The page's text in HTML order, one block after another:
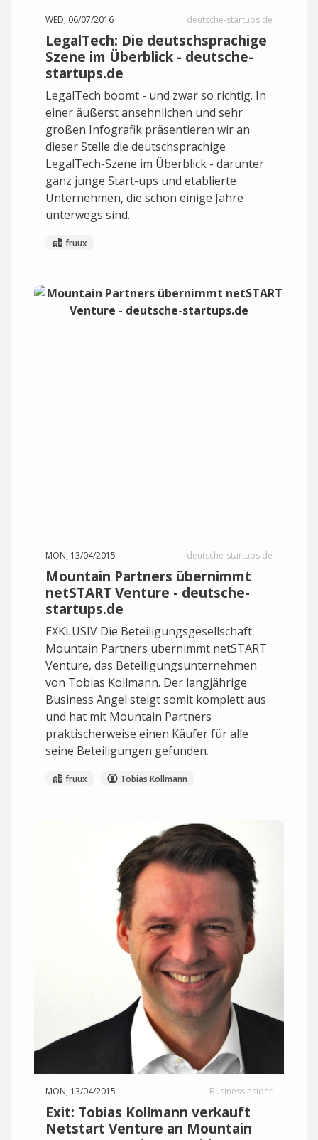
WED, 06/07/2016 deutsche-startups.de
LegalTech: Die deutschsprachige
Szene im Überblick - deutsche-
startups.de
LegalTech boomt - und zwar so richtig. In
einer äußerst ansehnlichen und sehr
großen Infografik präsentieren wir an
dieser Stelle die deutschsprachige
LegalTech-Szene im Überblick - darunter
ganz junge Start-ups und etablierte
Unternehmen, die schon einige Jahre
unterwegs sind.
fruux
MON, 13/04/2015 deutsche-startups.de
Mountain Partners übernimmt
netSTART Venture - deutsche-
startups.de
EXKLUSIV Die Beteiligungsgesellschaft
Mountain Partners übernimmt netSTART
Venture, das Beteiligungsunternehmen
von Tobias Kollmann. Der langjährige
Business Angel steigt somit komplett aus
und hat mit Mountain Partners
praktischerweise einen Käufer für alle
seine Beteiligungen gefunden.
fruux Tobias Kollmann
MON, 13/04/2015 BusinessInsider
Exit: Tobias Kollmann verkauft
Netstart Venture an Mountain